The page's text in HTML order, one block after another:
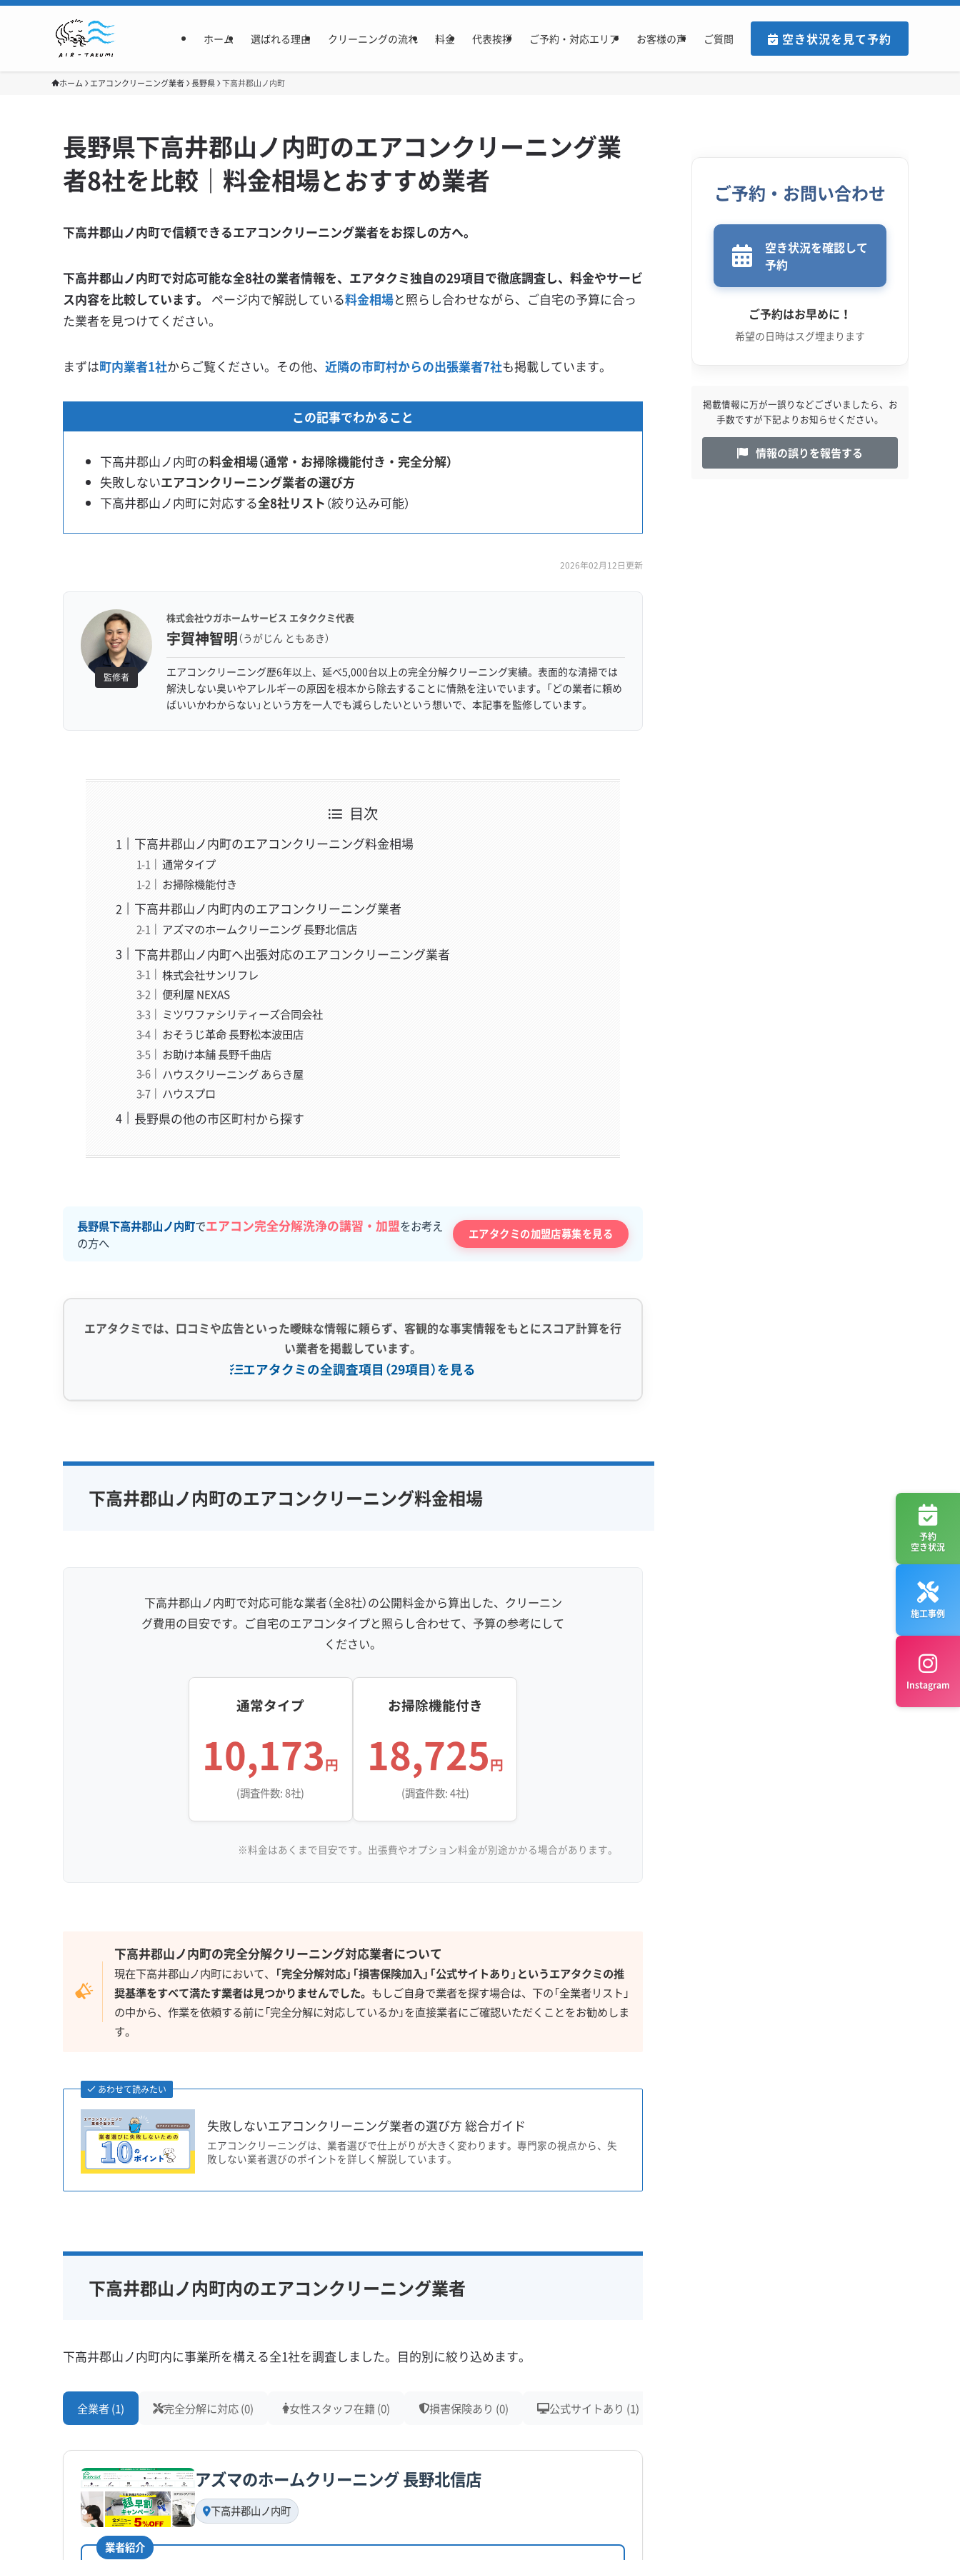
ホーム 選ばれる理由 クリーニングの流れ 料金 代表挨拶 ご予約・対応エリア お客様の声 ご質問 空き状況を見て予約
ホーム エアコンクリーニング業者 長野県 下高井郡山ノ内町
長野県下高井郡山ノ内町のエアコンクリーニング業
者8社を比較｜料金相場とおすすめ業者
下高井郡山ノ内町で信頼できるエアコンクリーニング業者をお探しの方へ。
下高井郡山ノ内町で対応可能な全8社の業者情報を、エアタクミ独自の29項目で徹底調査し、料金やサービ
ス内容を比較しています。
ページ内で解説している料金相場と照らし合わせながら、ご自宅の予算に合っ
た業者を見つけてください。
まずは町内業者1社からご覧ください。その他、 近隣の市町村からの出張業者7社も掲載しています。
この記事でわかること
下高井郡山ノ内町の料金相場（通常・お掃除機能付き・完全分解）
失敗しないエアコンクリーニング業者の選び方
下高井郡山ノ内町に対応する全8社リスト （絞り込み可能）
2026年02月12日更新
監修者
株式会社ウガホームサービス エタククミ代表
宇賀神智明（うがじん ともあき）
エアコンクリーニング歴6年以上、延べ5,000台以上の完全分解クリーニング実績。表面的な清掃では
解決しない臭いやアレルギーの原因を根本から除去することに情熱を注いでいます。「どの業者に頼め
ばいいかわからない」という方を一人でも減らしたいという想いで、本記事を監修しています。
目次
下高井郡山ノ内町のエアコンクリーニング料金相場
通常タイプ
お掃除機能付き
下高井郡山ノ内町内のエアコンクリーニング業者
アズマのホームクリーニング 長野北信店
下高井郡山ノ内町へ出張対応のエアコンクリーニング業者
株式会社サンリフレ
便利屋 NEXAS
ミツワファシリティーズ合同会社
おそうじ革命 長野松本波田店
お助け本舗 長野千曲店
ハウスクリーニング あらき屋
ハウスプロ
長野県の他の市区町村から探す
長野県下高井郡山ノ内町でエアコン完全分解洗浄の講習・加盟をお考え
の方へ
エアタクミの加盟店募集を見る
エアタクミでは、口コミや広告といった曖昧な情報に頼らず、客観的な事実情報をもとにスコア計算を行
い業者を掲載しています。
エアタクミの全調査項目（29項目）を見る
完全分解洗浄
部分クリーニング
家庭用エアコン
業務用エアコン
保証付き
アフターフォロー
アレルギー対策
ハウスダスト除去
定額料金 複数台割引
初回割引
即日対応可能
※項目にカーソルを合わせると詳細な説明が表示されます。
下高井郡山ノ内町のエアコンクリーニング料金相場
下高井郡山ノ内町で対応可能な業者（全8社）の公開料金から算出した、クリーニン
グ費用の目安です。ご自宅のエアコンタイプと照らし合わせて、予算の参考にして
ください。
通常タイプ
10,173円
(調査件数: 8社)
お掃除機能付き
18,725円
(調査件数: 4社)
※料金はあくまで目安です。出張費やオプション料金が別途かかる場合があります。
下高井郡山ノ内町の完全分解クリーニング対応業者について
現在下高井郡山ノ内町において、 「完全分解対応」「損害保険加入」「公式サイトあり」というエアタクミの推
奨基準をすべて満たす業者は見つかりませんでした。 もしご自身で業者を探す場合は、下の「全業者リスト」
の中から、作業を依頼する前に「完全分解に対応しているか」を直接業者にご確認いただくことをお勧めしま
す。
あわせて読みたい
失敗しないエアコンクリーニング業者の選び方 総合ガイド
エアコンクリーニングは、業者選びで仕上がりが大きく変わります。専門家の視点から、失
敗しない業者選びのポイントを詳しく解説しています。
下高井郡山ノ内町内のエアコンクリーニング業者
下高井郡山ノ内町内に事業所を構える全1社を調査しました。目的別に絞り込めます。
全業者 (1) 完全分解に対応 (0) 女性スタッフ在籍 (0) 損害保険あり (0) 公式サイトあり (1)
アズマのホームクリーニング 長野北信店
下高井郡山ノ内町
業者紹介
ご予約・お問い合わせ
空き状況を確認して
予約
ご予約はお早めに！
希望の日時はスグ埋まります
掲載情報に万が一誤りなどございましたら、お
手数ですが下記よりお知らせください。
情報の誤りを報告する
予約
空き状況
施工事例
Instagram